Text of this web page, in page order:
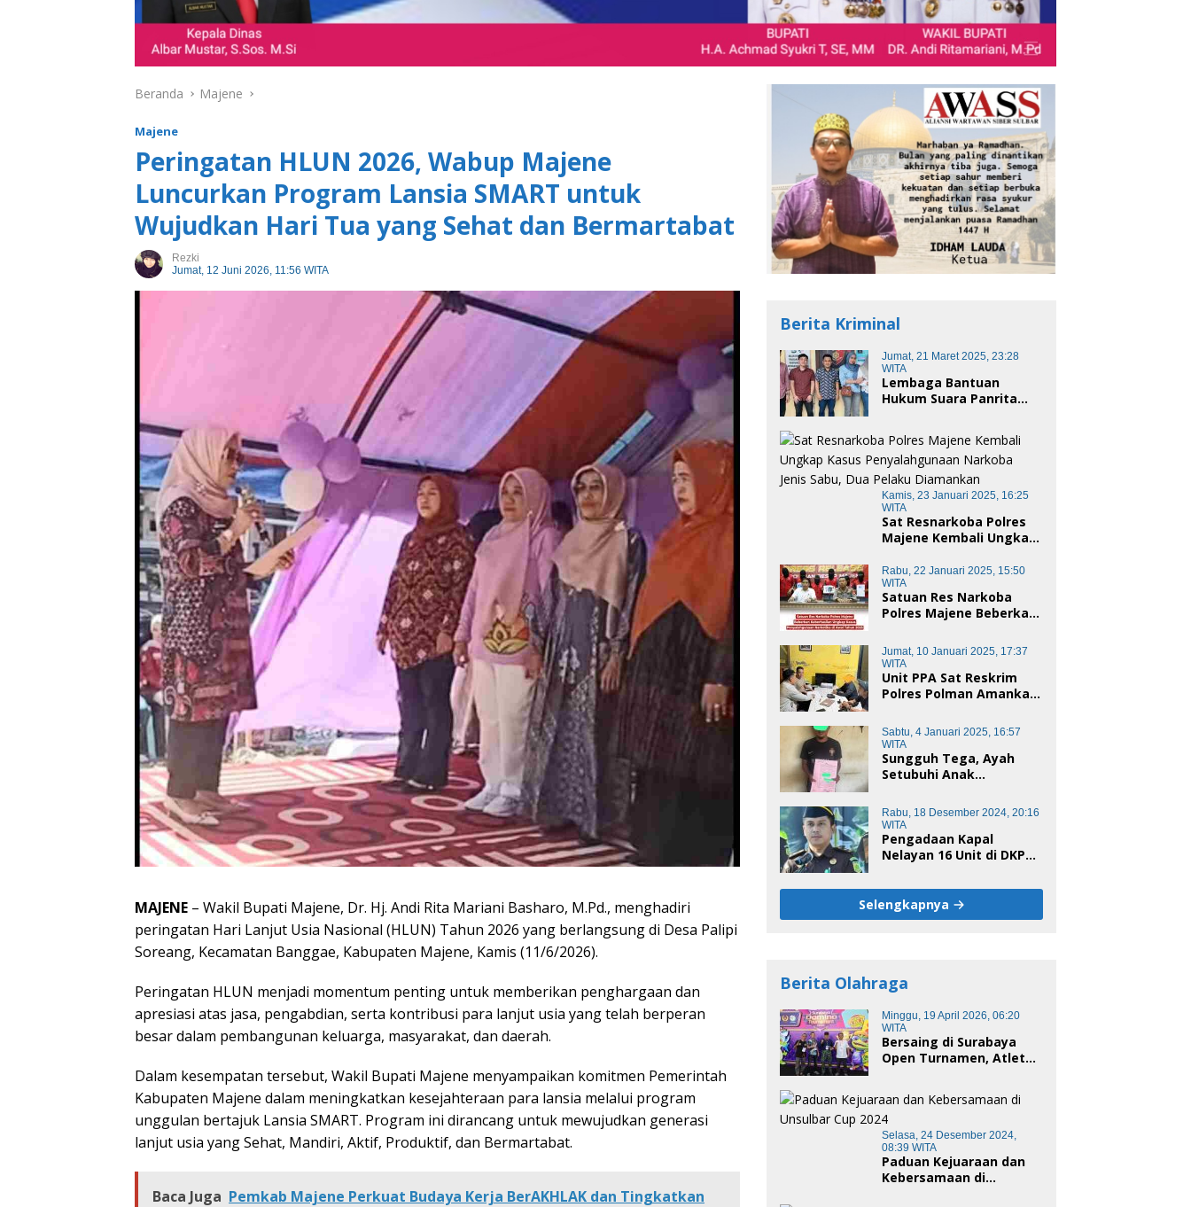
Beranda Majene
Majene
Peringatan HLUN 2026, Wabup Majene
Luncurkan Program Lansia SMART untuk
Wujudkan Hari Tua yang Sehat dan Bermartabat
Rezki
Jumat, 12 Juni 2026, 11:56 WITA
MAJENE – Wakil Bupati Majene, Dr. Hj. Andi Rita Mariani Basharo, M.Pd., menghadiri
peringatan Hari Lanjut Usia Nasional (HLUN) Tahun 2026 yang berlangsung di Desa Palipi
Soreang, Kecamatan Banggae, Kabupaten Majene, Kamis (11/6/2026).
Peringatan HLUN menjadi momentum penting untuk memberikan penghargaan dan
apresiasi atas jasa, pengabdian, serta kontribusi para lanjut usia yang telah berperan
besar dalam pembangunan keluarga, masyarakat, dan daerah.
Dalam kesempatan tersebut, Wakil Bupati Majene menyampaikan komitmen Pemerintah
Kabupaten Majene dalam meningkatkan kesejahteraan para lansia melalui program
unggulan bertajuk Lansia SMART. Program ini dirancang untuk mewujudkan generasi
lanjut usia yang Sehat, Mandiri, Aktif, Produktif, dan Bermartabat.
Baca Juga Pemkab Majene Perkuat Budaya Kerja BerAKHLAK dan Tingkatkan
Berita Kriminal
Jumat, 21 Maret 2025, 23:28
WITA
Lembaga Bantuan
Hukum Suara Panrita
Dugaan Pencemaran
Nama Baik dan
penggelapan di Polres
Polman
Kamis, 23 Januari 2025, 16:25
WITA
Sat Resnarkoba Polres
Majene Kembali Ungkap
Narkoba Jenis Sabu, Dua
Pelaku Diamankan
Rabu, 22 Januari 2025, 15:50
WITA
Satuan Res Narkoba
Polres Majene Beberkan
Kasus Penyalahgunaan
Narkotika di Awal Tahun
2025
Jumat, 10 Januari 2025, 17:37
WITA
Unit PPA Sat Reskrim
Polres Polman Amankan
Pencabulan Anak di
Bawah Umur
Sabtu, 4 Januari 2025, 16:57
WITA
Sungguh Tega, Ayah
Setubuhi Anak
Begini Kronologis
Rabu, 18 Desember 2024, 20:16
WITA
Pengadaan Kapal
Nelayan 16 Unit di DKP
Tersangka
Selengkapnya
Berita Olahraga
Minggu, 19 April 2026, 06:20
WITA
Bersaing di Surabaya
Open Turnamen, Atlet
Selasa, 24 Desember 2024,
08:39 WITA
Paduan Kejuaraan dan
Kebersamaan di